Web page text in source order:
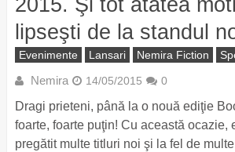
lipseşti de la standul
Evenimente Lansari Nemira Fiction
Nemira 14/05/2015 0
Dragi prieteni, până la o nouă ediţie
foarte, foarte puţin! Cu această ocazie,
pregătit multe titluri noi şi la fel de